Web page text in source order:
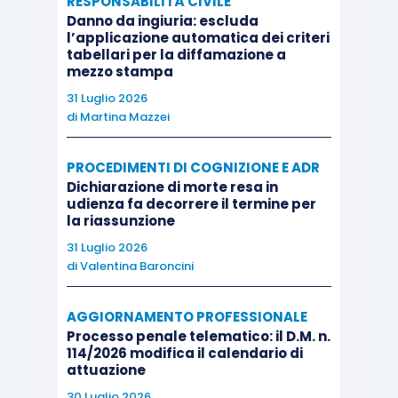
potere-dovere dell’organo giudicante di rilevare
d’ufficio la questione di nullità e di deciderla con
efficacia di giudicato, senza di incorrere nel vizio
di ultrapetizione, poiché tale questione è già
immanente all’oggetto originario della domanda.
La Suprema Corte si è spinta poi ad affermare
che l’azione di nullità non si identifica con il
singolo motivo fatto valere dall’attore, perché si
tratta di una domanda autodeterminata: come tale
nuove ragioni di nullità) non vale a mutarne i
connotati essenziali. Per tale ragione il giudice
Danno da ingiuria: escluda
l’applicazione automatica dei criteri
tabellari per la diffamazione a
mezzo stampa
31 Luglio 2026
di Martina Mazzei
PROCEDIMENTI DI COGNIZIONE E ADR
Dichiarazione di morte resa in
udienza fa decorrere il termine per
la riassunzione
31 Luglio 2026
diValentina Baroncini
AGGIORNAMENTO PROFESSIONALE
Processo penale telematico: il D.M. n.
114/2026 modifica il calendario di
attuazione